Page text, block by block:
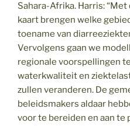
Sahara-Afrika. Harris:
kaart brengen welke
toename van
Vervolgens gaan we
regionale voorspellingen
waterkwaliteit en
zullen veranderen. De
beleidsmakers aldaar
voor te bereiden en aan te